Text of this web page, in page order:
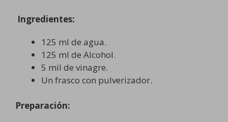
Ingredientes:
125 ml de agua.
125 ml de Alcohol.
5 mil de vinagre.
Un frasco con pulverizador.
Preparación: